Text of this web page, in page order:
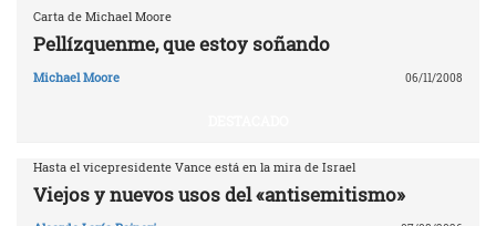
Carta de Michael Moore
Pellízquenme, que estoy soñando
Michael Moore 06/11/2008
Hasta el vicepresidente Vance está en la mira de Israel
Viejos y nuevos usos del «antisemitismo»